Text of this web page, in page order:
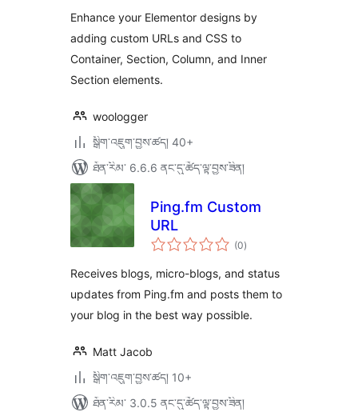
ཚང་།
Enhance your Elementor designs by
adding custom URLs and CSS to
Container, Section, Column, and Inner
Section elements.
woologger
སྒྲིག་འཇུག་བྱས་ཚད། 40+
ཐོན་རིམ་ 6.6.6 ནང་དུ་ཚོད་ལྟ་བྱས་ཟིན།
Ping.fm Custom
URL
(0གདེང་
འཇོག་
ཚང་།
)
Receives blogs, micro-blogs, and status
updates from Ping.fm and posts them to
your blog in the best way possible.
Matt Jacob
སྒྲིག་འཇུག་བྱས་ཚད། 10+
ཐོན་རིམ་ 3.0.5 ནང་དུ་ཚོད་ལྟ་བྱས་ཟིན།